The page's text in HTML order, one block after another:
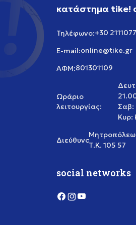
κατάστημα tike!
Τηλέφωνο:+30
E-mail:online@tike.gr
ΑΦΜ:801301109
Ωράριο
λειτουργίας:
Κυρ:
Διεύθυνση:
Τ.Κ. 105 57
social networks